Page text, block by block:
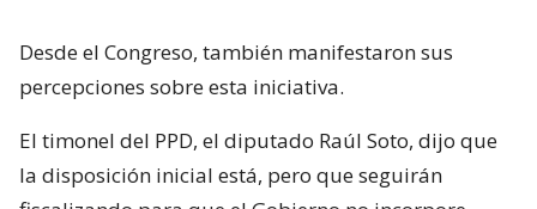
Desde el Congreso, también manifestaron sus
percepciones sobre esta iniciativa.
El timonel del PPD, el diputado Raúl Soto, dijo que
la disposición inicial está, pero que seguirán